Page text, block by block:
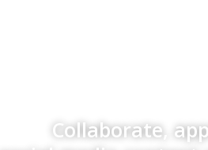
Collaborate,